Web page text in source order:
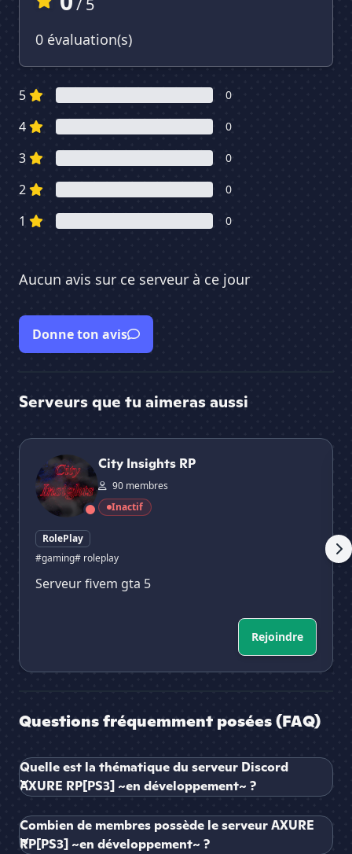
/ 5
0 évaluation(s)
5 0
4 0
3 0
2 0
1 0
Aucun avis sur ce serveur à ce jour
Donne ton avis
Serveurs que tu aimeras aussi
City Insights RP
City Insights RP
90 membres
Inactif
RolePlay
#gaming# roleplay
Serveur fivem gta 5
Rejoindre
Questions fréquemment posées (FAQ)
Quelle est la thématique du serveur Discord
AXURE RP[PS3] ~en développement~ ?
Combien de membres possède le serveur AXURE
RP[PS3] ~en développement~ ?